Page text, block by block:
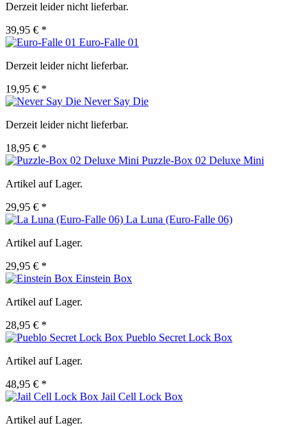
Derzeit leider nicht lieferbar.
39,95 € *
Euro-Falle 01
Derzeit leider nicht lieferbar.
19,95 € *
Never Say Die
Derzeit leider nicht lieferbar.
18,95 € *
Puzzle-Box 02 Deluxe Mini
Artikel auf Lager.
29,95 € *
La Luna (Euro-Falle 06)
Artikel auf Lager.
29,95 € *
Einstein Box
Artikel auf Lager.
28,95 € *
Pueblo Secret Lock Box
Artikel auf Lager.
48,95 € *
Jail Cell Lock Box
Artikel auf Lager.